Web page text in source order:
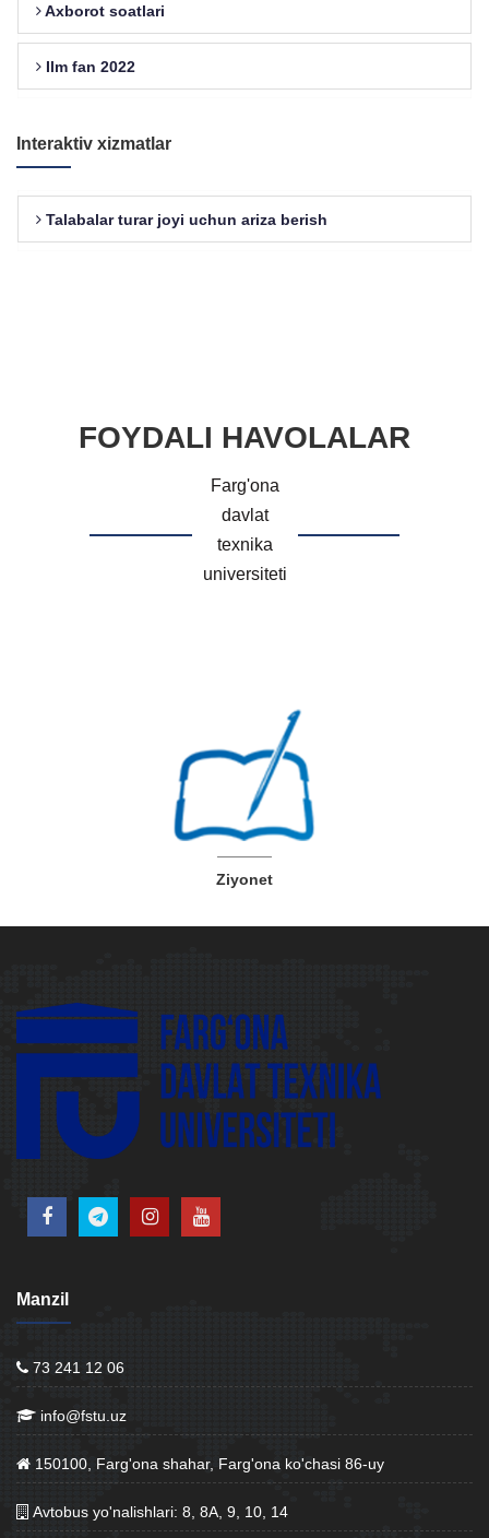
Axborot soatlari
Ilm fan 2022
Interaktiv xizmatlar
Talabalar turar joyi uchun ariza berish
FOYDALI HAVOLALAR
Farg'ona
davlat
texnika
universiteti
Ziyonet
Manzil
73 241 12 06
info@fstu.uz
150100, Farg'ona shahar, Farg'ona ko'chasi 86-uy
Avtobus yo'nalishlari: 8, 8A, 9, 10, 14